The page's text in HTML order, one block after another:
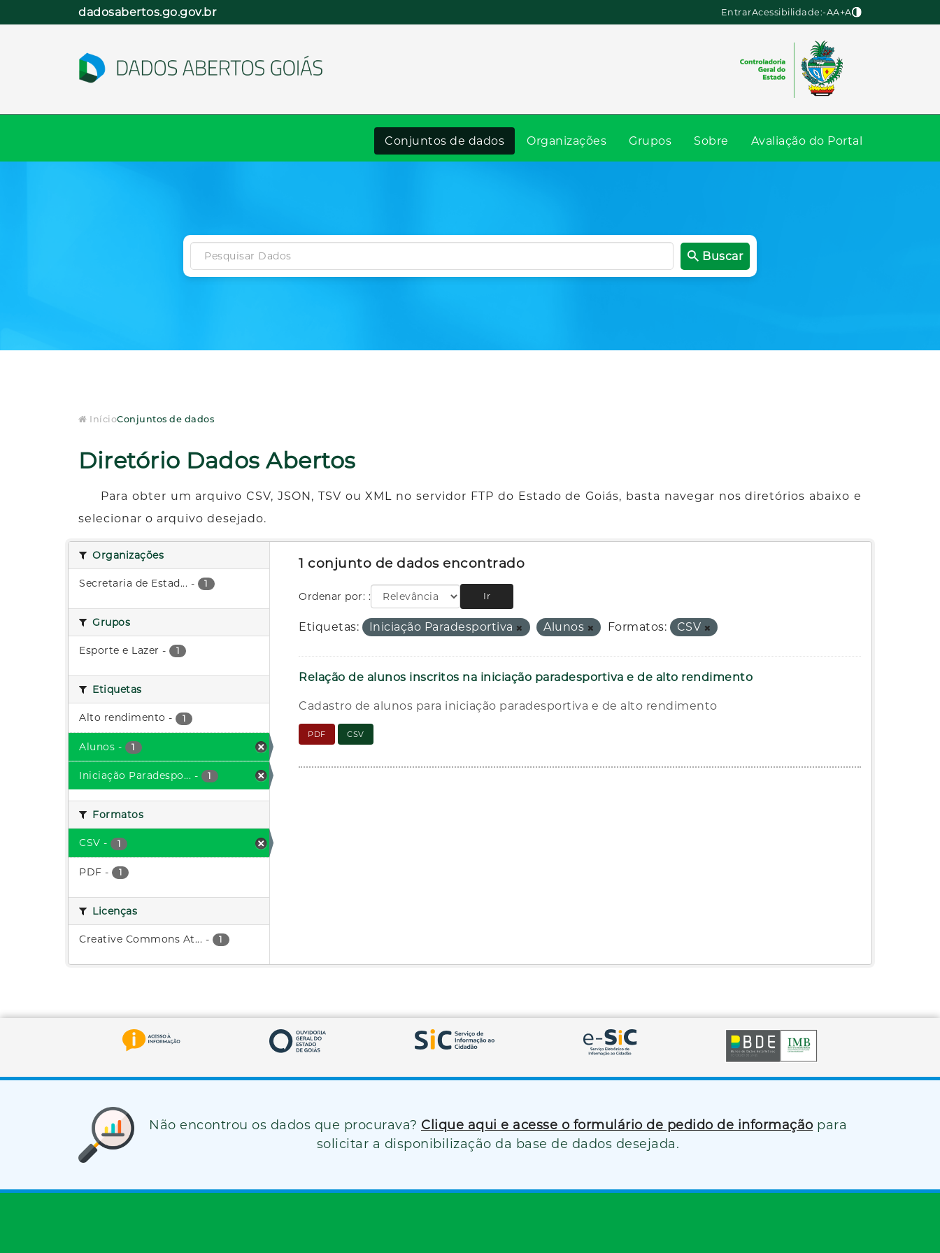
dadosabertos.go.gov.br EntrarAcessibilidade:-AA+A
Conjuntos de dados Organizações Grupos Sobre Avaliação do Portal
Buscar
InícioConjuntos de dados
Diretório Dados Abertos
Para obter um arquivo CSV, JSON, TSV ou XML no servidor FTP do Estado de Goiás, basta navegar nos diretórios abaixo e
selecionar o arquivo desejado.
Organizações
Secretaria de Estad... - 1
Grupos
Esporte e Lazer - 1
Etiquetas
Alto rendimento - 1
Alunos - 1
Iniciação Paradespo... - 1
Formatos
CSV - 1
PDF - 1
Licenças
Creative Commons At... - 1
1 conjunto de dados encontrado
Ordenar por: Ir
Etiquetas: Iniciação Paradesportiva Alunos Formatos: CSV
Relação de alunos inscritos na iniciação paradesportiva e de alto rendimento
Cadastro de alunos para iniciação paradesportiva e de alto rendimento
PDF CSV
Não encontrou os dados que procurava? Clique aqui e acesse o formulário de pedido de informação para
solicitar a disponibilização da base de dados desejada.